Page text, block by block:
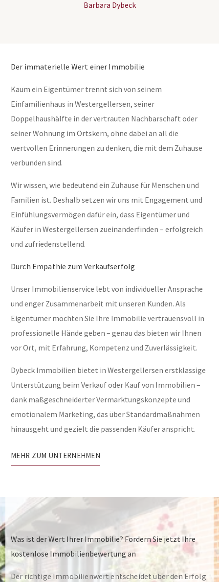
Barbara Dybeck
Der immaterielle Wert einer Immobilie
Kaum ein Eigentümer trennt sich von seinem
Einfamilienhaus in Westergellersen, seiner
Doppelhaushälfte in der vertrauten Nachbarschaft oder
seiner Wohnung im Ortskern, ohne dabei an all die
wertvollen Erinnerungen zu denken, die mit dem Zuhause
verbunden sind.
Wir wissen, wie bedeutend ein Zuhause für Menschen und
Familien ist. Deshalb setzen wir uns mit Engagement und
Einfühlungsvermögen dafür ein, dass Eigentümer und
Käufer in Westergellersen zueinanderfinden – erfolgreich
und zufriedenstellend.
Durch Empathie zum Verkaufserfolg
Unser Immobilienservice lebt von individueller Ansprache
und enger Zusammenarbeit mit unseren Kunden. Als
Eigentümer möchten Sie Ihre Immobilie vertrauensvoll in
professionelle Hände geben – genau das bieten wir Ihnen
vor Ort, mit Erfahrung, Kompetenz und Zuverlässigkeit.
Dybeck Immobilien bietet in Westergellersen erstklassige
Unterstützung beim Verkauf oder Kauf von Immobilien –
dank maßgeschneiderter Vermarktungskonzepte und
emotionalem Marketing, das über Standardmaßnahmen
hinausgeht und gezielt die passenden Käufer anspricht.
MEHR ZUM UNTERNEHMEN
Was ist der Wert Ihrer Immobilie? Fordern Sie jetzt Ihre
kostenlose Immobilienbewertung an
Der richtige Immobilienwert entscheidet über den Erfolg